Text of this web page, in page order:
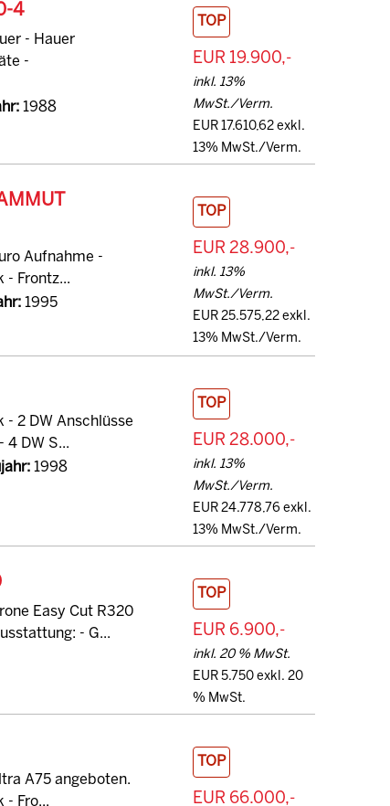
4
- Hauer
-
1988
TOP
EUR 19.900,-
inkl. 13%
MwSt./Verm.
EUR 17.610,62 exkl.
13% MwSt./Verm.
Aufnahme -
- Frontz...
1995
TOP
EUR 28.900,-
inkl. 13%
MwSt./Verm.
EUR 25.575,22 exkl.
13% MwSt./Verm.
2 DW Anschlüsse
4 DW S...
1998
TOP
EUR 28.000,-
inkl. 13%
MwSt./Verm.
EUR 24.778,76 exkl.
13% MwSt./Verm.
Easy Cut R320
- G...
TOP
EUR 6.900,-
inkl. 20 % MwSt.
EUR 5.750 exkl. 20
% MwSt.
A75 angeboten.
- Fro...
TOP
EUR 66.000,-